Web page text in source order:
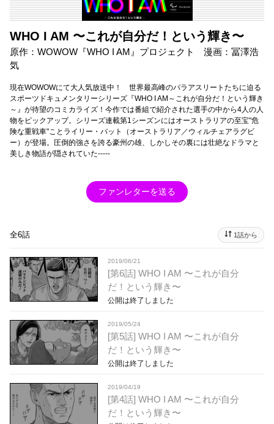
WHO I AM 〜これが自分だ！という輝き〜
原作：WOWOW『WHO I AM』プロジェクト 漫画：冨澤浩
気
現在WOWOWにて大人気放送中！ 世界最高峰のパラアスリートたちに迫る
スポーツドキュメンタリーシリーズ『WHO I AM～これが自分だ！という輝き
～』が待望のコミカライズ！今作では番組で紹介された選手の中から4人の人
物をピックアップ。シリーズ連載第1シーズンにはオーストラリアの至宝"危
険な重戦車"ことライリー・バット（オーストラリア／ウィルチェアラグビ
ー）が登場。圧倒的強さを誇る豪州の雄、しかしその裏には壮絶なドラマと
美しき物語が隠されていた-----
ファンレターを送る
全6話 1話から
2019/06/21
[第6話] WHO I AM 〜これが自分
だ！という輝き〜
公開は終了しました
2019/05/24
[第5話] WHO I AM 〜これが自分
だ！という輝き〜
公開は終了しました
2019/04/19
[第4話] WHO I AM 〜これが自分
だ！という輝き〜